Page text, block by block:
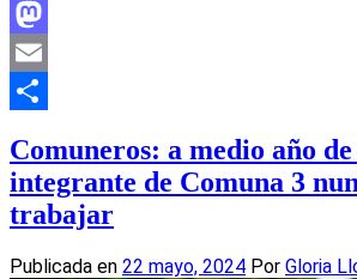
Facebook
Mastodon
Email
Comuneros: a medio año
integrante de Comuna 3
trabajar
Publicada en 22 mayo, 2024 Por Gloria